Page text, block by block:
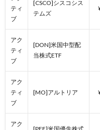
ティ
ブ
[CSCO]シスコシス
テムズ
アク
ティ
ブ
[DON]米国中型配
当株式ETF
アク
ティ
ブ
[MO]アルトリア
アク